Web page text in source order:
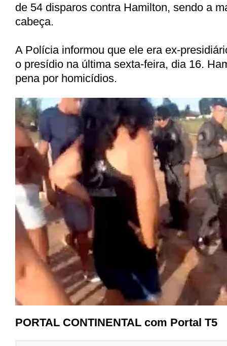
de 54 disparos contra Hamilton, sendo a
cabeça.
A Polícia informou que ele era ex-
o presídio na última sexta-feira, dia 16.
pena por homicídios.
PORTAL CONTINENTAL com Portal T5